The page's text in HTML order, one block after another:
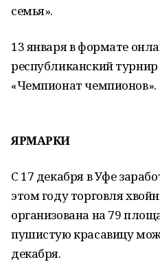
семья».
13 января в формате
республиканский
«Чемпионат чемпионов».
ЯРМАРКИ
С 17 декабря в Уфе
этом году торговля
организована на 79
пушистую красавицу
декабря.